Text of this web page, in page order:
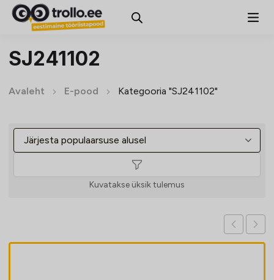
SJ241102
Avaleht E-pood Kategooria "SJ241102"
Kuvatakse üksik tulemus